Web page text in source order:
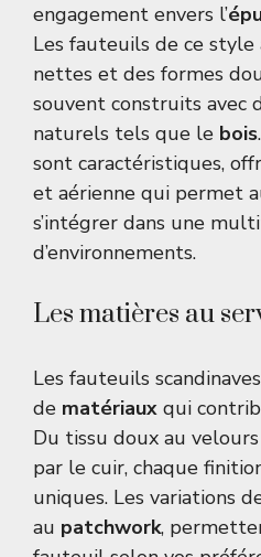
engagement envers l’
Les fauteuils de ce
nettes et des formes
souvent construits avec
naturels tels que le bois
sont caractéristiques,
et aérienne qui permet
s’intégrer dans une
d’environnements.
Les matières au
Les fauteuils
de matériaux qui
Du tissu doux au
par le cuir, chaque
uniques. Les variations
au patchwork,